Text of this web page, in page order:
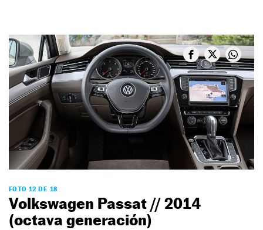
FOTO 12 DE 18
Volkswagen Passat // 2014
(octava generación)